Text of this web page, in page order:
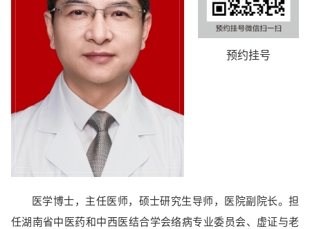
预约挂号
医学博士，主任医师，硕士研究生导师，医院副院长。担
任湖南省中医药和中西医结合学会络病专业委员会、虚证与老